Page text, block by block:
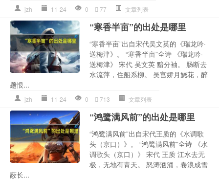
jzh 11-24 0 77 文章列表
“寒香半亩”的出处是哪里
“寒香半亩”出自宋代吴文英的《瑞龙吟·
送梅津》。 “寒香半亩”全诗 《瑞龙吟·
送梅津》 宋代 吴文英 黯分袖。 肠断去
水流萍，住船系柳。 吴宫娇月娆花，醉
题恨...
jzh 11-24 0 713 文章列表
“鸿鹭满风前”的出处是哪里
“鸿鹭满风前”出自宋代王质的《水调歌
头（京口）》。 “鸿鹭满风前”全诗 《水
调歌头（京口）》 宋代 王质 江水去无
极，无地有青天。 怒涛汹涌，卷浪成雪
蔽长...